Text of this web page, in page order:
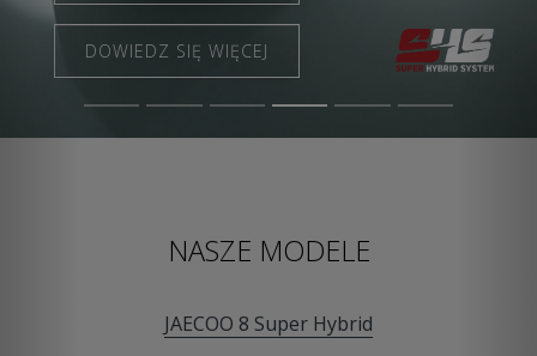
DOWIEDZ SIĘ WIĘCEJ
DOWIEDZ SIĘ WIĘCEJ
NASZE MODELE
JAECOO 8 Super Hybrid